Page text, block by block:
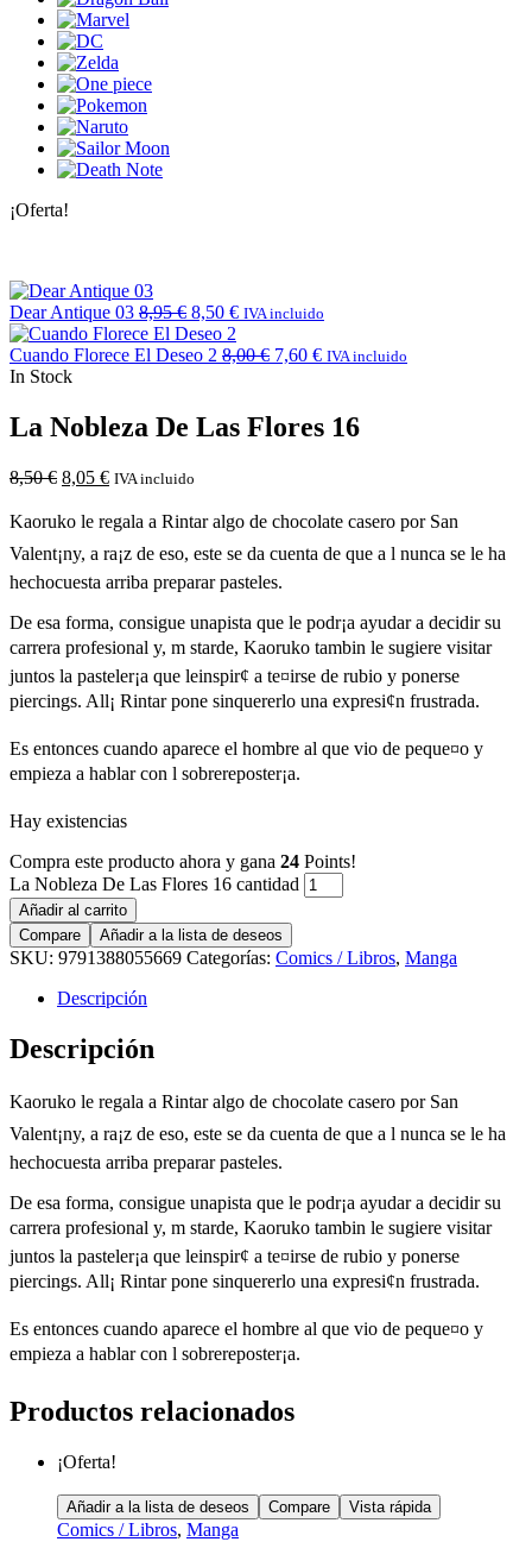
¡Oferta!
Dear Antique 03 8,95€ 8,50 € IVA incluido
Cuando Florece El Deseo 2 8,00€ 7,60 € IVA incluido
In Stock
La Nobleza De Las Flores 16
8,50€ 8,05 € IVA incluido
Kaoruko le regala a Rintar algo de chocolate casero por San
Valent¡ny, a ra¡z de eso, este se da cuenta de que a l nunca se le ha
hechocuesta arriba preparar pasteles.
De esa forma, consigue unapista que le podr¡a ayudar a decidir su
carrera profesional y, m starde, Kaoruko tambin le sugiere visitar
juntos la pasteler¡a que leinspir¢ a te¤irse de rubio y ponerse
piercings. All¡ Rintar pone sinquererlo una expresi¢n frustrada.
Es entonces cuando aparece el hombre al que vio de peque¤o y
empieza a hablar con l sobrereposter¡a.
Hay existencias
Compra este producto ahora y gana 24 Points!
La Nobleza De Las Flores 16 cantidad
Añadir al carrito
Compare
Añadir a la lista de deseos
SKU: 9791388055669 Categorías: Comics / Libros, Manga
Descripción
Descripción
Kaoruko le regala a Rintar algo de chocolate casero por San
Valent¡ny, a ra¡z de eso, este se da cuenta de que a l nunca se le ha
hechocuesta arriba preparar pasteles.
De esa forma, consigue unapista que le podr¡a ayudar a decidir su
carrera profesional y, m starde, Kaoruko tambin le sugiere visitar
juntos la pasteler¡a que leinspir¢ a te¤irse de rubio y ponerse
piercings. All¡ Rintar pone sinquererlo una expresi¢n frustrada.
Es entonces cuando aparece el hombre al que vio de peque¤o y
empieza a hablar con l sobrereposter¡a.
Productos relacionados
¡Oferta!
Añadir a la lista de deseos Compare Vista rápida
Comics / Libros, Manga